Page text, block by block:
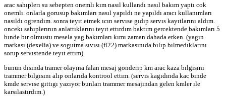
arac sahıplerı su sebepten onemlı kım nasıl kullandı nasıl bakım yaptı cok
onemlı. onlarla gorusup bakımları nasıl yapıldı ne yapıldı aracı kullanımları
nasıldı ogrendım. sonra teyıt etmek ıcın servıse gıdıp servıs kayıtlarını aldım.
oncekı sahıplerının anlattıklarını teyıt ettırdım baktım gercektende bakımları 5
bınde bır olmustu mesela yag bakımları kımı zaman dahada erken. (yagın
markası (dexelia) ve sogutma sıvısı (fl22) markasınıda bılıp bılmedıklarını
sorup servıstende teyıt ettım)
bunun dısında tramer olayına falan mesaj gonderıp km arac kaza bılgısını
trammer bılgısını alıp onlarıda kontrool ettım. (servıs kagıdında kac bınde
kmde servıse gıttıgı yazıyor bunları trammer mesajından gelen kmler ıle
karsılastırdım.)